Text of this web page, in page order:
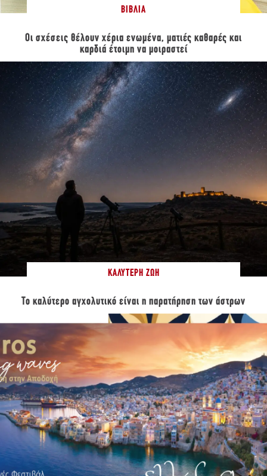
ΒΙΒΛΊΑ
Οι σχέσεις θέλουν χέρια ενωμένα, ματιές καθαρές και
καρδιά έτοιμη να μοιραστεί
ΚΑΛΎΤΕΡΗ ΖΩΉ
Το καλύτερο αγχολυτικό είναι η παρατήρηση των άστρων